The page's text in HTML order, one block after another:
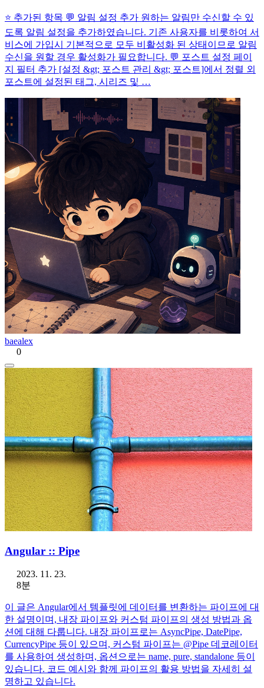
⭐ 추가된 항목 💬 알림 설정 추가 원하는 알림만 수신할 수 있
도록 알림 설정을 추가하였습니다. 기존 사용자를 비롯하여 서
비스에 가입시 기본적으로 모두 비활성화 된 상태이므로 알림
수신을 원할 경우 활성화가 필요합니다. 💬 포스트 설정 페이
지 필터 추가 [설정 &gt; 포스트 관리 &gt; 포스트]에서 정렬 외
포스트에 설정된 태그, 시리즈 및 …
baealex
0
Angular :: Pipe
2023. 11. 23.
8분
이 글은 Angular에서 템플릿에 데이터를 변환하는 파이프에 대
한 설명이며, 내장 파이프와 커스텀 파이프의 생성 방법과 옵
션에 대해 다룹니다. 내장 파이프로는 AsyncPipe, DatePipe,
CurrencyPipe 등이 있으며, 커스텀 파이프는 @Pipe 데코레이터
를 사용하여 생성하며, 옵션으로는 name, pure, standalone 등이
있습니다. 코드 예시와 함께 파이프의 활용 방법을 자세히 설
명하고 있습니다.